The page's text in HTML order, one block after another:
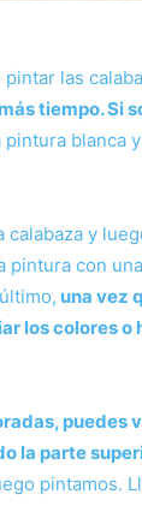
las
tiempo. Si
blanca
y
con
una vez
los colores o
puedes
la parte
pintamos.